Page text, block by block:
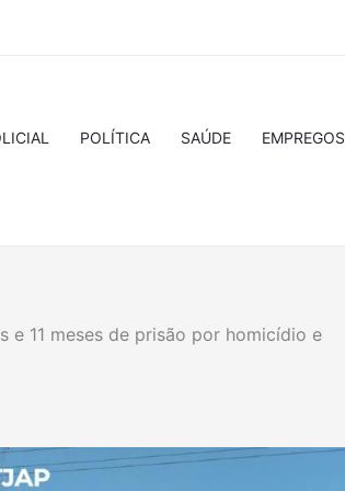
POLÍTICA SAÚDE EMPREGOS
e 11 meses de prisão por homicídio e